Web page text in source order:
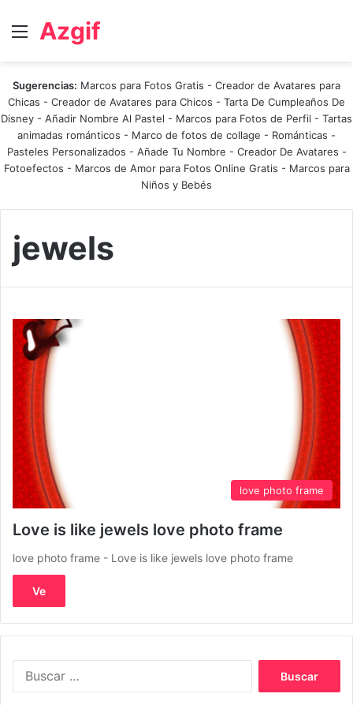
Menú
Azgif
Sugerencias: Marcos para Fotos Gratis - Creador de Avatares para
Chicas - Creador de Avatares para Chicos - Tarta De Cumpleaños De
Disney - Añadir Nombre Al Pastel - Marcos para Fotos de Perfil - Tartas
animadas románticos - Marco de fotos de collage - Románticas -
Pasteles Personalizados - Añade Tu Nombre - Creador De Avatares -
Fotoefectos - Marcos de Amor para Fotos Online Gratis - Marcos para
Niños y Bebés
jewels
love photo frame
Love is like jewels love photo frame
love photo frame - Love is like jewels love photo frame
Ve